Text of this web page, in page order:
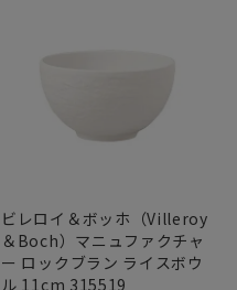
ビレロイ＆ボッホ（Villeroy
＆Boch）マニュファクチャ
ー ロックブラン ライスボウ
ル 11cm 315519